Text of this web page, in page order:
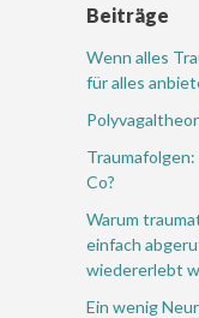
Beiträge
Wenn alles
für alles
Co?
Warum
einfach
wiedererlebt
Ein wenig